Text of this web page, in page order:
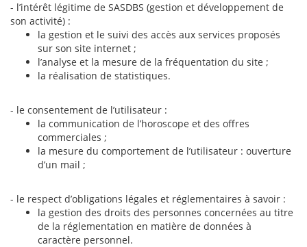
- l’intérêt légitime de SASDBS (gestion et développement de
son activité) :
la gestion et le suivi des accès aux services proposés
sur son site internet ;
l’analyse et la mesure de la fréquentation du site ;
la réalisation de statistiques.
- le consentement de l’utilisateur :
la communication de l’horoscope et des offres
commerciales ;
la mesure du comportement de l’utilisateur : ouverture
d’un mail ;
- le respect d’obligations légales et réglementaires à savoir :
la gestion des droits des personnes concernées au titre
de la réglementation en matière de données à
caractère personnel.